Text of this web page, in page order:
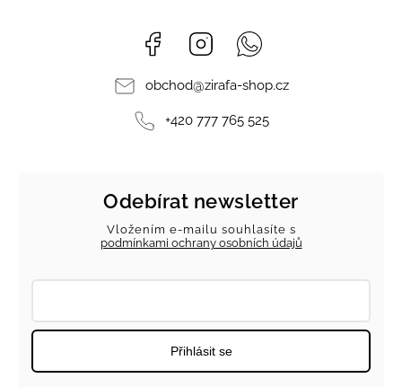
Facebook Instagram
obchod@zirafa-shop.cz
+420 777 765 525
Odebírat newsletter
Vložením e-mailu souhlasíte s
podmínkami ochrany osobních údajů
Přihlásit se